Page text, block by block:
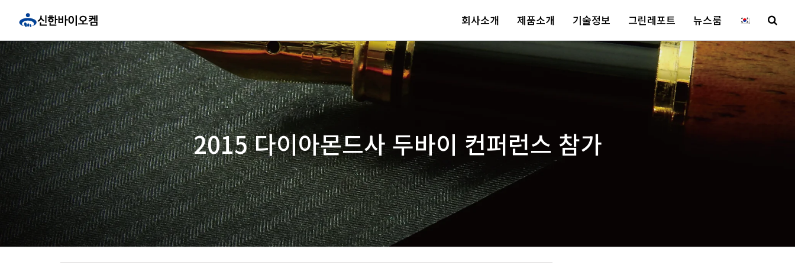
로
건
너
뛰
기
회사소개 제품소개 기술정보 그린레포트 뉴스룸
2015 다이아몬드사 두바이 컨퍼런스 참가